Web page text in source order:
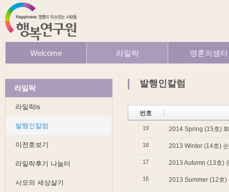
Welcome 라일락
발행인칼럼
라일락후기 나눔터
사모의 세상살기
정기구독 신청
영혼의샘터
행복이야기
사모이야기
라일락
라일락is
발행인칼럼
이전호보기
라일락후기 나눔터
사모의 세상살기
발행인칼럼
번호
19 2014 Spring (15호)
18 2013 Winter (14호)
17 2013 Autumn (13호)
16 2013 Summer (12호)